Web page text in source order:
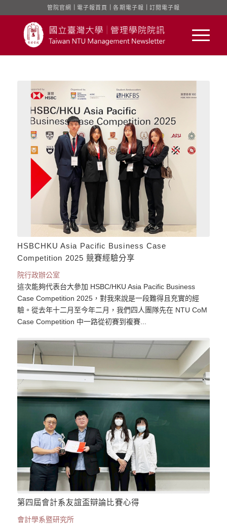
管院官網 電子報首頁 ｜各期電子報 訂閱電子報
HSBCHKU Asia Pacific Business Case
Competition 2025 競賽經驗分享
院行政辦公室
這次能夠代表台大參加 HSBC/HKU Asia Pacific Business
Case Competition 2025，對我來說是一段難得且充實的經
驗。從去年十二月至今年二月，我們四人團隊先在 NTU CoM
Case Competition 中一路從初賽到複賽...
第四屆會計系友誼盃辯論比賽心得
會計學系暨研究所